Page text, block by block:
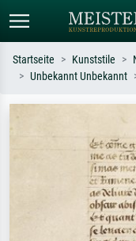
Sternennacht,
Hokusai, Akt.
Startseite Kunststile
Unbekannt Unbekannt